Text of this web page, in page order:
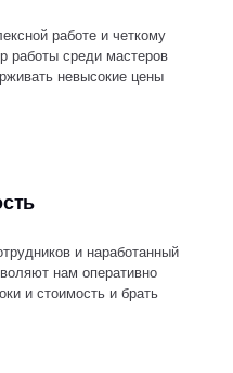
работе и четкому
работы среди мастеров
невысокие цены
и наработанный
нам оперативно
и стоимость и брать